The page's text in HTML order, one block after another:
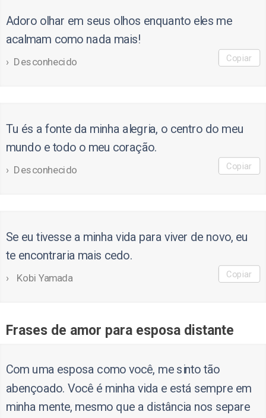
Adoro olhar em seus olhos enquanto eles me
acalmam como nada mais!
Desconhecido Copiar
Tu és a fonte da minha alegria, o centro do meu
mundo e todo o meu coração.
Desconhecido Copiar
Se eu tivesse a minha vida para viver de novo, eu
te encontraria mais cedo.
Kobi Yamada Copiar
Frases de amor para esposa distante
Com uma esposa como você, me sinto tão
abençoado. Você é minha vida e está sempre em
minha mente, mesmo que a distância nos separe